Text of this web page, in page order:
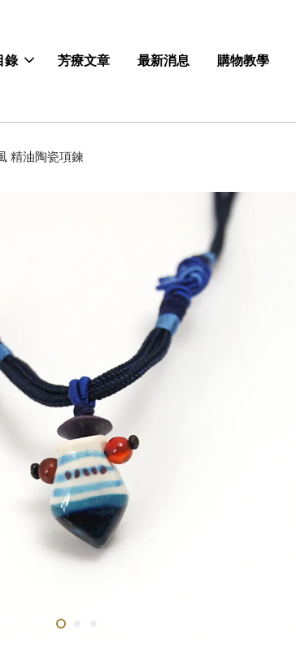
錄 芳療文章 最新消息 購物教學
精油陶瓷項鍊